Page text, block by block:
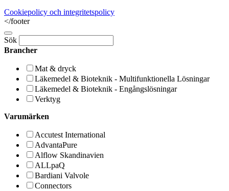
Cookiepolicy och integritetspolicy
</footer
Sök
Brancher
Mat & dryck
Läkemedel & Bioteknik - Multifunktionella Lösningar
Läkemedel & Bioteknik - Engångslösningar
Verktyg
Varumärken
Accutest International
AdvantaPure
Alflow Skandinavien
ALLpaQ
Bardiani Valvole
Connectors